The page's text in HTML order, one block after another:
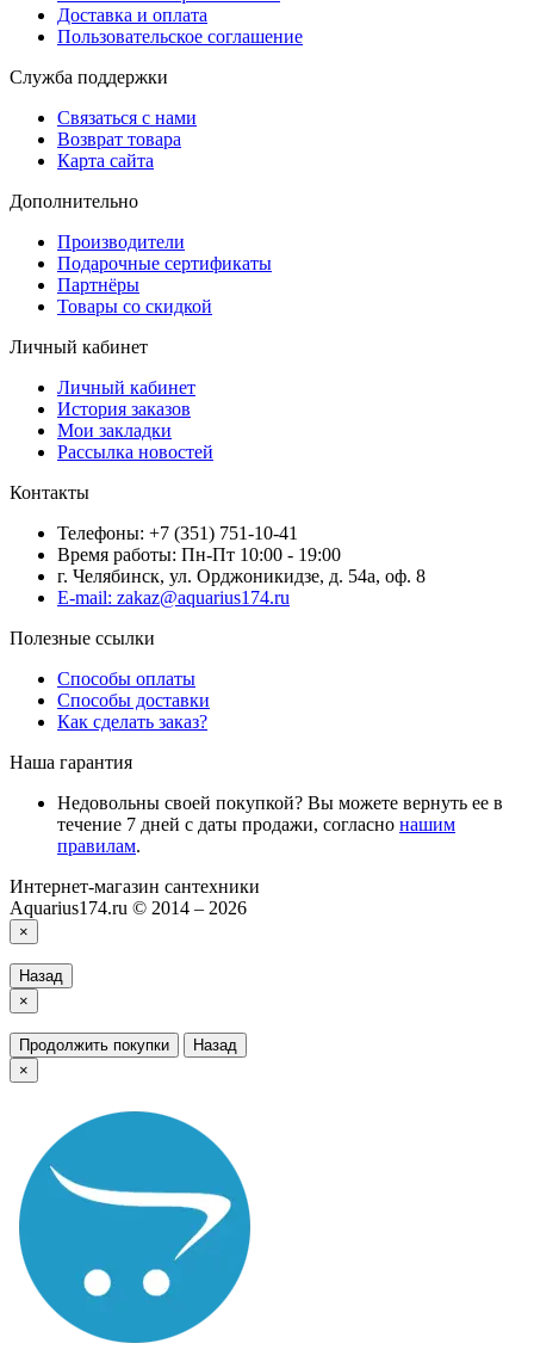
Доставка и оплата
Пользовательское соглашение
Служба поддержки
Связаться с нами
Возврат товара
Карта сайта
Дополнительно
Производители
Подарочные сертификаты
Партнёры
Товары со скидкой
Личный кабинет
Личный кабинет
История заказов
Мои закладки
Рассылка новостей
Контакты
Телефоны: +7 (351) 751-10-41
Время работы: Пн-Пт 10:00 - 19:00
г. Челябинск, ул. Орджоникидзе, д. 54а, оф. 8
E-mail: zakaz@aquarius174.ru
Полезные ссылки
Способы оплаты
Способы доставки
Как сделать заказ?
Наша гарантия
Недовольны своей покупкой? Вы можете вернуть ее в
течение 7 дней с даты продажи, согласно нашим
правилам.
Интернет-магазин сантехники
Aquarius174.ru © 2014 – 2026
×
Назад
×
Продолжить покупки
Назад
×